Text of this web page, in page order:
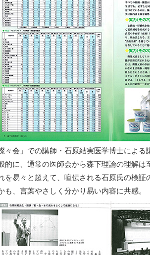
燦々会」での講師・石原結実医学博士による
的に、通常の医師会から森下理論の理解は
を易々と超えて、喧伝される石原氏の検証
も、言葉やさしく分かり易い内容に共感。